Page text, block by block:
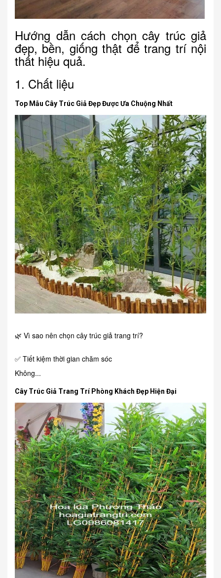
Hướng dẫn cách chọn cây trúc giả
đẹp, bền, giống thật để trang trí nội
thất hiệu quả.
1. Chất liệu
Top Mẫu Cây Trúc Giả Đẹp Được Ưa Chuộng Nhất
🌿 Vì sao nên chọn cây trúc giả trang trí?
✅ Tiết kiệm thời gian chăm sóc
Không...
Cây Trúc Giả Trang Trí Phòng Khách Đẹp Hiện Đại